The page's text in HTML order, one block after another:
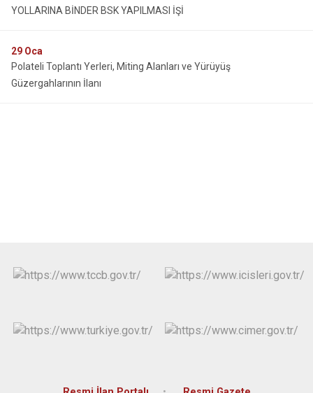
YOLLARINA BİNDER BSK YAPILMASI İŞİ
29 Oca
Polateli Toplantı Yerleri, Miting Alanları ve Yürüyüş
Güzergahlarının İlanı